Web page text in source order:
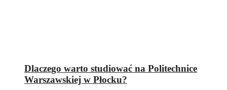
Dlaczego warto studiować na Politechnice
Warszawskiej w Płocku?